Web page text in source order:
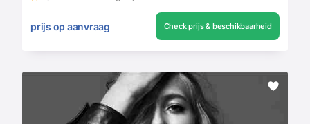
prijs op aanvraag Check prijs & beschikbaarheid